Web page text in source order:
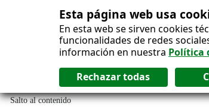
Esta página web usa
En esta web se sirven cookies
funcionalidades de redes
información en nuestra Política
Salto al contenido